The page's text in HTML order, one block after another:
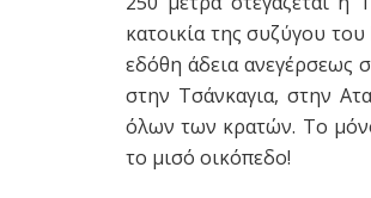
κατοικία της συζύγου
εδόθη άδεια ανεγέρσεως
στην Τσάνκαγια, στην
όλων των κρατών. Το
το μισό οικόπεδο!